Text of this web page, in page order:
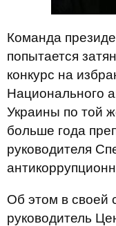
Команда
попытается
конкурс на
Национального
Украины по той
больше года
руководителя
Об этом в своей
руководитель